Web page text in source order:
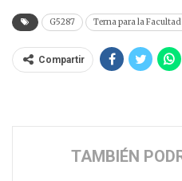
G5287 Terna para la
Compartir
TAMBIÉN